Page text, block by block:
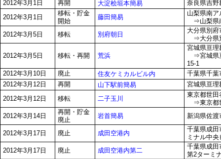
2012年3月1日
再開 大淀桧垣本簡易
奈良県吉野
2012年3月1日
移転・貯金
開始
藤田簡易
山梨県南ア
⇒山梨県
2012年3月5日
移転 別府朝日
大分県別
⇒大分県
2012年3月5日 移転・再開 荒浜
宮城県亘理
⇒宮城県
15-1
2012年3月10日
廃止 住友ケミカルビル内
千葉県千葉
2012年3月12日
再開 山下駅前簡易
宮城県亘理
2012年3月12日
移転 二子玉川
東京都世田
⇒東京都
2012年3月14日
再開・貯金
廃止
岩首簡易 新潟県佐渡
2012年3月17日 廃止 成田空港内
千葉県成田
ミナル中
2012年3月17日
廃止 成田空港内第二
千葉県成田
第2ターミ